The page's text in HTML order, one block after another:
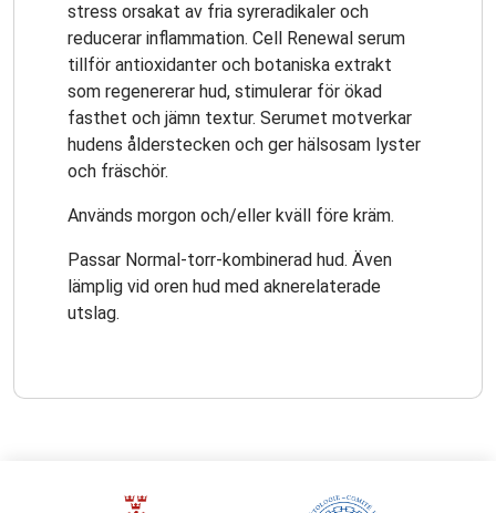
stress orsakat av fria syreradikaler och
reducerar inflammation. Cell Renewal serum
tillför antioxidanter och botaniska extrakt
som regenererar hud, stimulerar för ökad
fasthet och jämn textur. Serumet motverkar
hudens ålderstecken och ger hälsosam lyster
och fräschör.
Används morgon och/eller kväll före kräm.
Passar Normal-torr-kombinerad hud. Även
lämplig vid oren hud med aknerelaterade
utslag.